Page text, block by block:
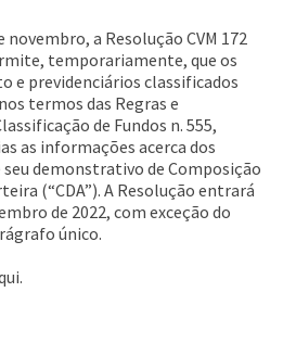
novembro, a Resolução CVM 172
temporariamente, que os
e previdenciários classificados
termos das Regras e
de Fundos n. 555,
as informações acerca dos
demonstrativo de Composição
(“CDA”). A Resolução entrará
de 2022, com exceção do
único.